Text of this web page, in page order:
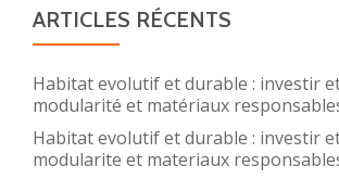
ARTICLES RÉCENTS
Habitat evolutif et durable : investir
modularité et matériaux
Habitat evolutif et durable : investir
modularite et materiaux